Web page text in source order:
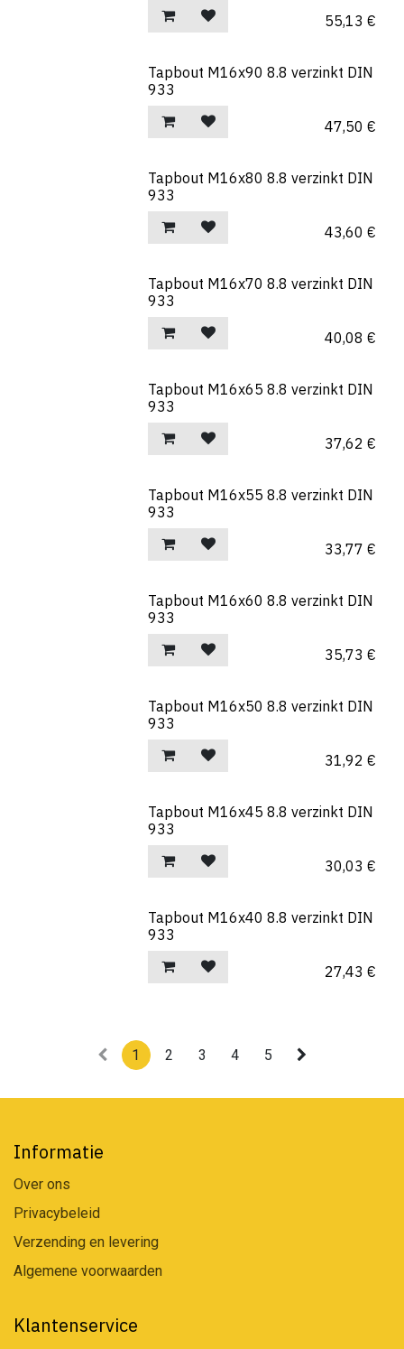
55,13 €
Tapbout M16x90 8.8 verzinkt DIN
933
47,50 €
Tapbout M16x80 8.8 verzinkt DIN
933
43,60 €
Tapbout M16x70 8.8 verzinkt DIN
933
40,08 €
Tapbout M16x65 8.8 verzinkt DIN
933
37,62 €
Tapbout M16x55 8.8 verzinkt DIN
933
33,77 €
Tapbout M16x60 8.8 verzinkt DIN
933
35,73 €
Tapbout M16x50 8.8 verzinkt DIN
933
31,92 €
Tapbout M16x45 8.8 verzinkt DIN
933
30,03 €
Tapbout M16x40 8.8 verzinkt DIN
933
27,43 €
1 2 3 4 5
Informatie
Over ons
Privacybeleid
Verzending en levering
Algemene voorwaarden
Klantenservice